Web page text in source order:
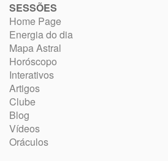
SESSÕES
Home Page
Energia do dia
Mapa Astral
Horóscopo
Interativos
Artigos
Clube
Blog
Vídeos
Oráculos